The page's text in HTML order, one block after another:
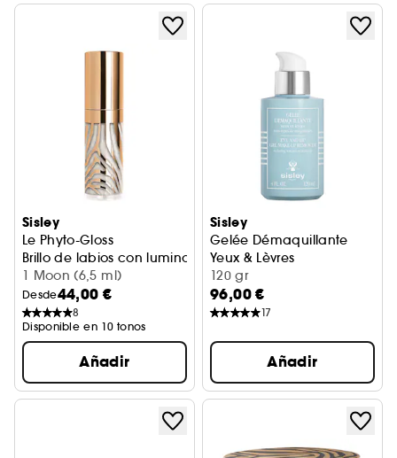
Sisley
Le Phyto-Gloss
Brillo de labios con luminosidad intensa
1 Moon (6,5 ml)
Desde44,00 €
8
Disponible en 10 tonos
Añadir
Sisley
Gelée Démaquillante
Yeux & Lèvres
Gel desmaquillante
120 gr
96,00 €
17
Añadir